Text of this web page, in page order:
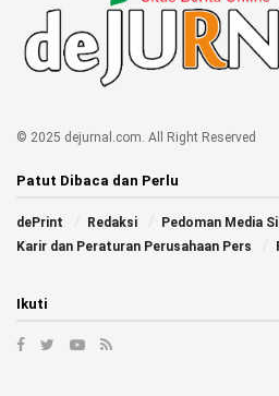
© 2025 dejurnal.com. All Right Reserved
Patut Dibaca dan Perlu
dePrint Redaksi
Pedoman Media
Karir dan Peraturan Perusahaan Pers
Ikuti